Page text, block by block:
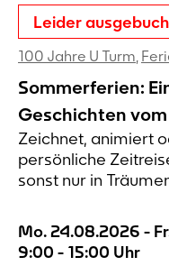
Leider
100 Jahre U Turm,
Sommerferien:
Geschichten
Zeiten
Zeichnet, animiert
persönliche
sonst nur in
Mo. 24.08.2026 -
9:00 - 15:00 Uhr